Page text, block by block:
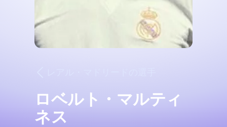
ロベルト・マルティ
ネス